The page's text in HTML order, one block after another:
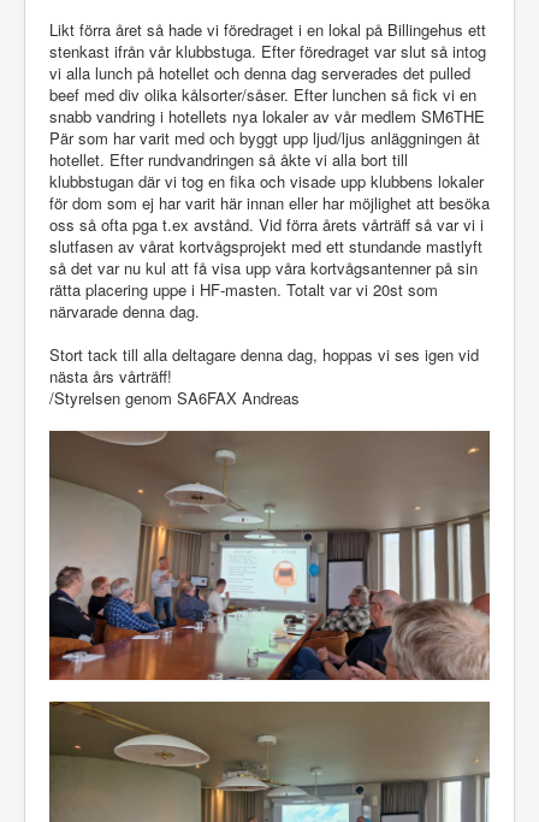
Likt förra året så hade vi föredraget i en lokal på Billingehus ett
stenkast ifrån vår klubbstuga. Efter föredraget var slut så intog
vi alla lunch på hotellet och denna dag serverades det pulled
beef med div olika kålsorter/såser. Efter lunchen så fick vi en
snabb vandring i hotellets nya lokaler av vår medlem SM6THE
Pär som har varit med och byggt upp ljud/ljus anläggningen åt
hotellet. Efter rundvandringen så åkte vi alla bort till
klubbstugan där vi tog en fika och visade upp klubbens lokaler
för dom som ej har varit här innan eller har möjlighet att besöka
oss så ofta pga t.ex avstånd. Vid förra årets vårträff så var vi i
slutfasen av vårat kortvågsprojekt med ett stundande mastlyft
så det var nu kul att få visa upp våra kortvågsantenner på sin
rätta placering uppe i HF-masten. Totalt var vi 20st som
närvarade denna dag.
Stort tack till alla deltagare denna dag, hoppas vi ses igen vid
nästa års vårträff!
/Styrelsen genom SA6FAX Andreas